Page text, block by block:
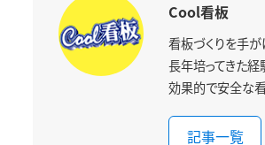
Cool看板
看板づくりを手
長年培ってきた経
効果的で安全な看
記事一覧